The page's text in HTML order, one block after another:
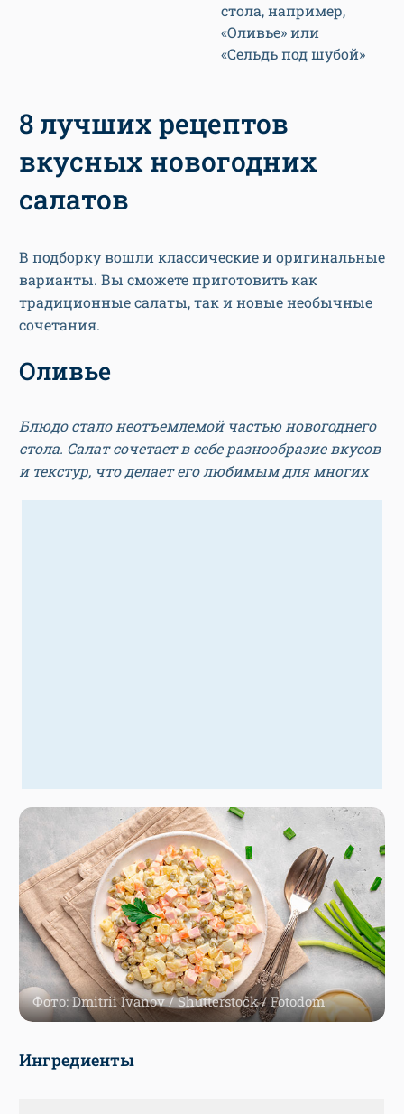
стола, например,
«Оливье» или
«Сельдь под шубой»
8 лучших рецептов
вкусных новогодних
салатов
В подборку вошли классические и оригинальные
варианты. Вы сможете приготовить как
традиционные салаты, так и новые необычные
сочетания.
Оливье
Блюдо стало неотъемлемой частью новогоднего
стола. Салат сочетает в себе разнообразие вкусов
и текстур, что делает его любимым для многих
Фото: Dmitrii Ivanov / Shutterstock / Fotodom
Ингредиенты